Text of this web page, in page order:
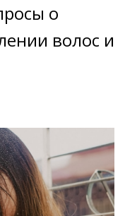
о
волос и